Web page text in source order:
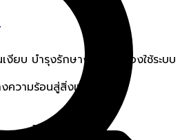
งียบ บำรุงรักษาง่าย (ไม่ต้องใช้ระบบ
ความร้อนสู่สิ่งแวดล้อม